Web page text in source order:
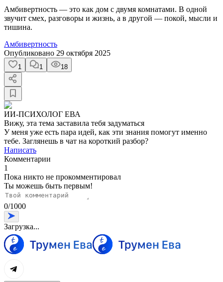
Амбивертность — это как дом с двумя комнатами. В одной
звучит смех, разговоры и жизнь, а в другой — покой, мысли и
тишина.
Амбивертность
Опубликовано 29 октября 2025
1 1 18
ИИ-ПСИХОЛОГ ЕВА
Вижу, эта тема заставила тебя задуматься
У меня уже есть пара идей, как эти знания помогут именно
тебе. Заглянешь в чат на короткий разбор?
Написать
Комментарии
1
Пока никто не прокомментировал
Ты можешь быть первым!
0/1000
Загрузка...